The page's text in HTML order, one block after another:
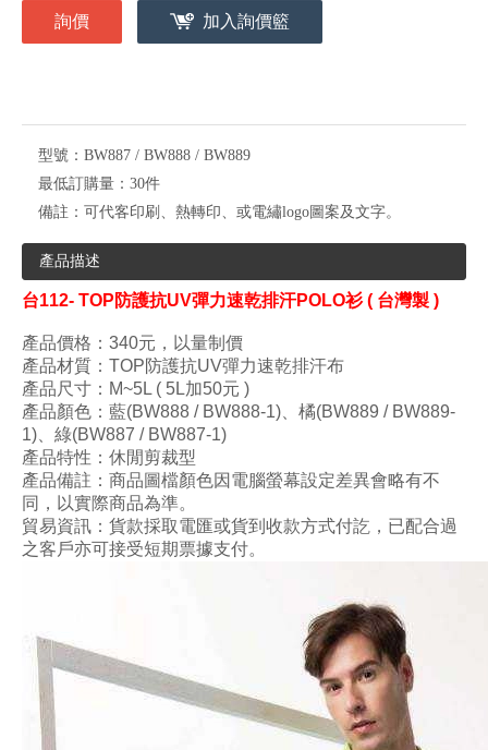
詢價 加入詢價籃
型號： BW887 / BW888 / BW889
最低訂購量： 30件
備註： 可代客印刷、熱轉印、或電繡logo圖案及文字。
產品描述
台112- TOP防護抗UV彈力速乾排汗POLO衫 ( 台灣製 )
產品價格：340元，以量制價
產品材質：TOP防護抗UV彈力速乾排汗布
產品尺寸 ：M~5L ( 5L加50元 )
產品顏色：藍(BW888 / BW888-1) 、橘(BW889 / BW889-
1)、綠(BW887 / BW887-1)
產品特性：休閒剪裁型
產品備註：商品圖檔顏色因電腦螢幕設定差異會略有不
同，以實際商品為準。
貿易資訊：貨款採取電匯或貨到收款方式付訖，已配合過
之客戶亦可接受短期票據支付。